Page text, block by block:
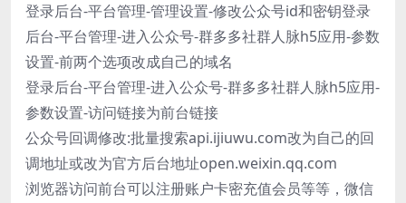
登录后台-平台管理-管理设置-修改公众号id和密钥登录
后台-平台管理-进入公众号-群多多社群人脉h5应用-参数
设置-前两个选项改成自己的域名
登录后台-平台管理-进入公众号-群多多社群人脉h5应用-
参数设置-访问链接为前台链接
公众号回调修改:批量搜索api.ijiuwu.com改为自己的回
调地址或改为官方后台地址open.weixin.qq.com
浏览器访问前台可以注册账户卡密充值会员等等，微信